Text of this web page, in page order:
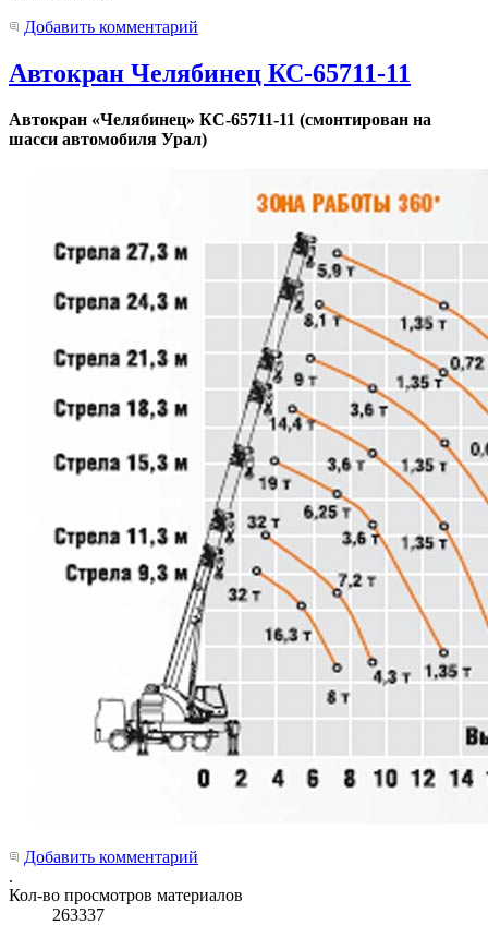
Добавить комментарий
Автокран Челябинец КС-65711-11
Автокран «Челябинец» КС-65711-11 (смонтирован на
шасси автомобиля Урал)
Добавить комментарий
.
Кол-во просмотров материалов
263337